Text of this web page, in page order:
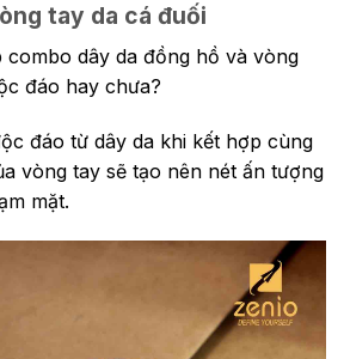
tay da cá đuối
combo dây da đồng hồ và vòng
đáo hay chưa?
đáo từ dây da khi kết hợp cùng
vòng tay sẽ tạo nên nét ấn tượng
mặt.